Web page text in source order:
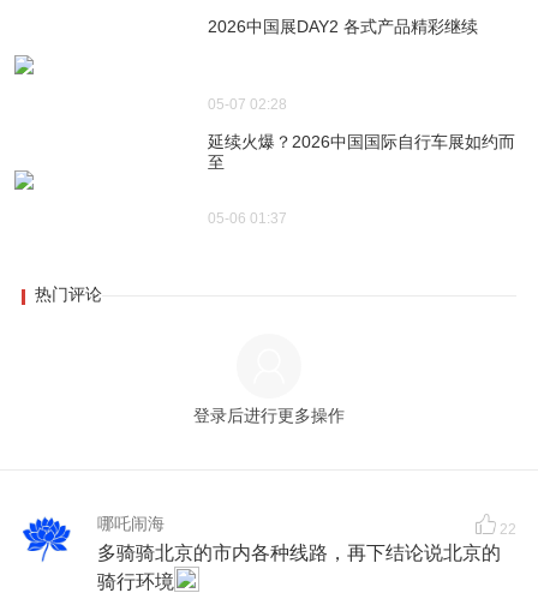
2026中国展DAY2 各式产品精彩继续
05-07 02:28
延续火爆？2026中国国际自行车展如约而
至
05-06 01:37
热门评论
登录后进行更多操作
哪吒闹海 22
多骑骑北京的市内各种线路，再下结论说北京的
骑行环境